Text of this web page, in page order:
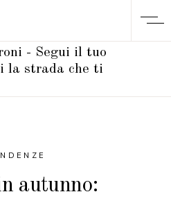
- Segui il tuo
la strada che ti
autunno: